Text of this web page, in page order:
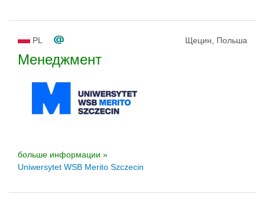
PL Щецин, Польша
Менеджмент
больше информации »
Uniwersytet WSB Merito Szczecin